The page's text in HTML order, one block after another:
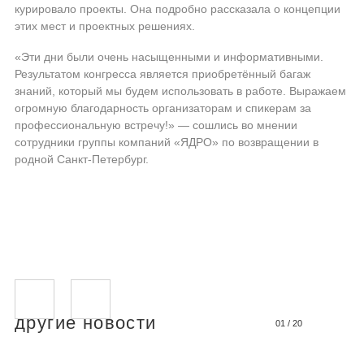
курировало проекты. Она подробно рассказала о концепции
этих мест и проектных решениях.
«Эти дни были очень насыщенными и информативными.
Результатом конгресса является приобретённый багаж
знаний, который мы будем использовать в работе. Выражаем
огромную благодарность организаторам и спикерам за
профессиональную встречу!» — сошлись во мнении
сотрудники группы компаний «ЯДРО» по возвращении в
родной Санкт-Петербург.
другие новости 01 / 20